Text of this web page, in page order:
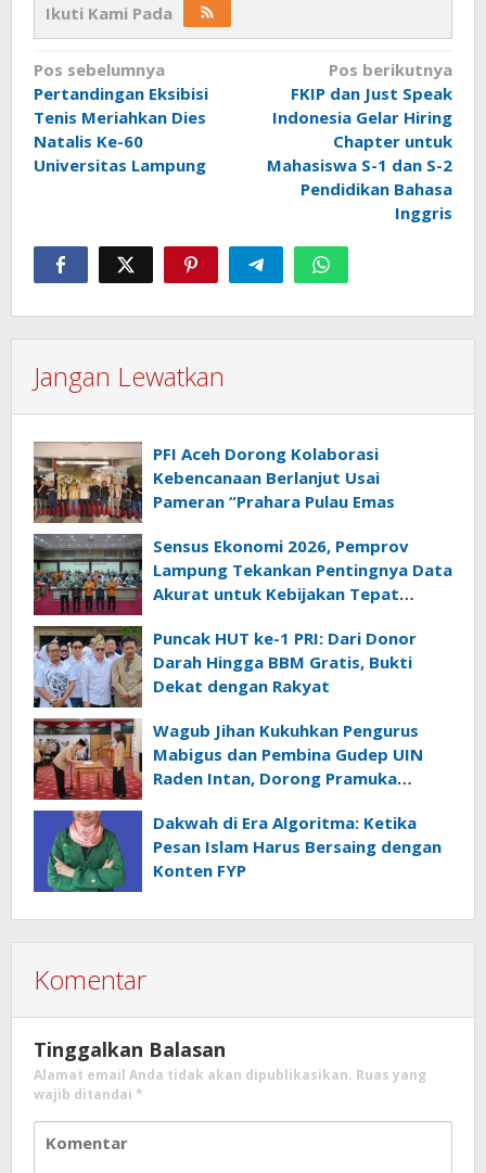
Ikuti Kami Pada
Navigasi
pos
Pos sebelumnya
Pertandingan Eksibisi
Tenis Meriahkan Dies
Natalis Ke-60
Universitas Lampung
Pos berikutnya
FKIP dan Just Speak
Indonesia Gelar Hiring
Chapter untuk
Mahasiswa S-1 dan S-2
Pendidikan Bahasa
Inggris
Jangan Lewatkan
PFI Aceh Dorong Kolaborasi
Kebencanaan Berlanjut Usai
Pameran “Prahara Pulau Emas
Sensus Ekonomi 2026, Pemprov
Lampung Tekankan Pentingnya Data
Akurat untuk Kebijakan Tepat
Puncak HUT ke-1 PRI: Dari Donor
Darah Hingga BBM Gratis, Bukti
Dekat dengan Rakyat
Wagub Jihan Kukuhkan Pengurus
Mabigus dan Pembina Gudep UIN
Raden Intan, Dorong Pramuka
Dakwah di Era Algoritma: Ketika
Pesan Islam Harus Bersaing dengan
Konten FYP
Komentar
Tinggalkan Balasan
Alamat email Anda tidak akan dipublikasikan. Ruas yang
wajib ditandai *